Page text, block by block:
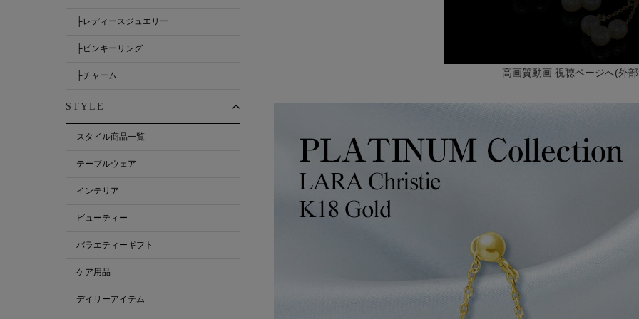
高画質動画 視聴ページへ(外
├レディースジュエリー
├ピンキーリング
├チャーム
STYLE
スタイル商品一覧
テーブルウェア
インテリア
ビューティー
バラエティーギフト
ケア用品
デイリーアイテム